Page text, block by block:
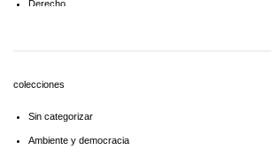
Derecho
Educaciòn
Filosofía social
Historia
colecciones
Sin categorizar
Ambiente y democracia